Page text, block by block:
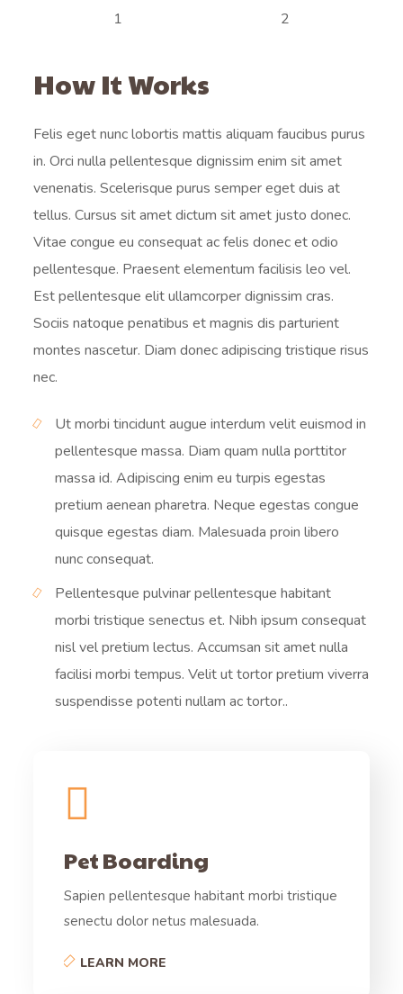
How It Works
Felis eget nunc lobortis mattis aliquam faucibus purus
in. Orci nulla pellentesque dignissim enim sit amet
venenatis. Scelerisque purus semper eget duis at
tellus. Cursus sit amet dictum sit amet justo donec.
Vitae congue eu consequat ac felis donec et odio
pellentesque. Praesent elementum facilisis leo vel.
Est pellentesque elit ullamcorper dignissim cras.
Sociis natoque penatibus et magnis dis parturient
montes nascetur. Diam donec adipiscing tristique risus
nec.
Ut morbi tincidunt augue interdum velit euismod in
pellentesque massa. Diam quam nulla porttitor
massa id. Adipiscing enim eu turpis egestas
pretium aenean pharetra. Neque egestas congue
quisque egestas diam. Malesuada proin libero
nunc consequat.
Pellentesque pulvinar pellentesque habitant
morbi tristique senectus et. Nibh ipsum consequat
nisl vel pretium lectus. Accumsan sit amet nulla
facilisi morbi tempus. Velit ut tortor pretium viverra
suspendisse potenti nullam ac tortor..
Pet Boarding
Sapien pellentesque habitant morbi tristique
senectu dolor netus malesuada.
LEARN MORE